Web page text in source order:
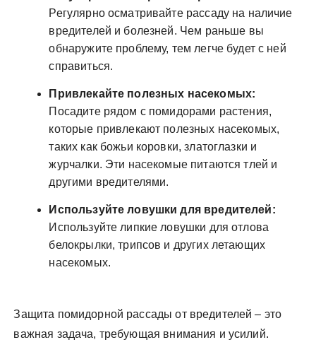
Регулярно осматривайте рассаду на наличие
вредителей и болезней. Чем раньше вы
обнаружите проблему, тем легче будет с ней
справиться.
Привлекайте полезных насекомых:
Посадите рядом с помидорами растения,
которые привлекают полезных насекомых,
таких как божьи коровки, златоглазки и
журчалки. Эти насекомые питаются тлей и
другими вредителями.
Используйте ловушки для вредителей:
Используйте липкие ловушки для отлова
белокрылки, трипсов и других летающих
насекомых.
Защита помидорной рассады от вредителей – это
важная задача, требующая внимания и усилий.